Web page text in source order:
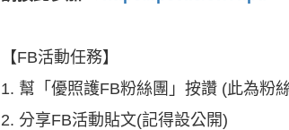
【FB活動任務】
1. 幫「優照護FB粉絲團」按讚 (此為粉
2. 分享FB活動貼文(記得設公開)